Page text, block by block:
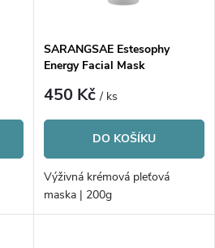
SARANGSAE Estesophy
Energy Facial Mask
450 Kč/ ks
DO KOŠÍKU
Výživná krémová pleťová
maska | 200g